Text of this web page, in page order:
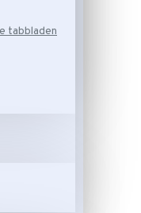
tabbladen